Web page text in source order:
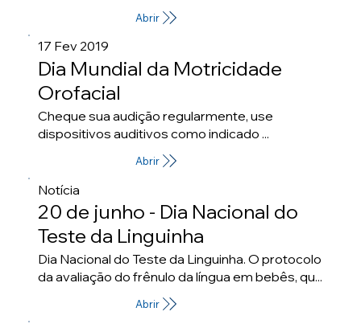
Abrir
17 Fev 2019
Dia Mundial da Motricidade
Orofacial
Cheque sua audição regularmente, use
dispositivos auditivos como indicado ...
Abrir
Notícia
20 de junho - Dia Nacional do
Teste da Linguinha
Dia Nacional do Teste da Linguinha. O protocolo
da avaliação do frênulo da língua em bebês, qu...
Abrir